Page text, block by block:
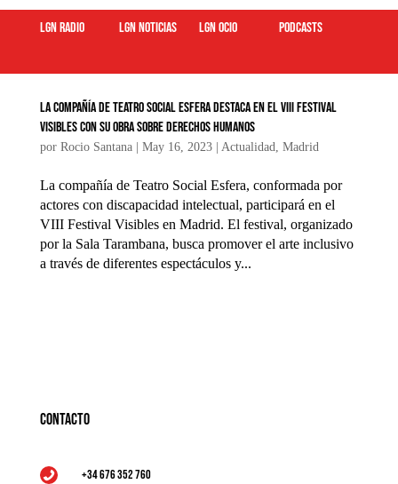
LGN Radio LGN Noticias LGN ocio podcasts
La Compañía de Teatro Social Esfera destaca en el VIII Festival
Visibles con su obra sobre derechos humanos
por Rocio Santana| May 16, 2023| Actualidad, Madrid
La compañía de Teatro Social Esfera, conformada por
actores con discapacidad intelectual, participará en el
VIII Festival Visibles en Madrid. El festival, organizado
por la Sala Tarambana, busca promover el arte inclusivo
a través de diferentes espectáculos y...
Contacto
 +34 676 352 760